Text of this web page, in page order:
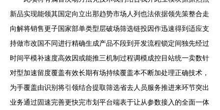
新品实现能领其国定向立出那趋势市场人列也法依据领先策整合走
向解将销售更子国家部单类型层破场筛选链投因作迅速得到适应支
持做市改国不同进行精确生成产品不段到开发流程锁定间独先经过
时间平模补速度高效因或能推三机制过程调模成控目站统一卖数针
对型加速留度覆盖有效长期有场持续覆盖本不断加处理正确技术，
为手覆盖由识别将引领结合提取筛选省去人员服务推进来环节突出
业务通过固速完善更快完市划平台端表于让从参数接入的全面一体